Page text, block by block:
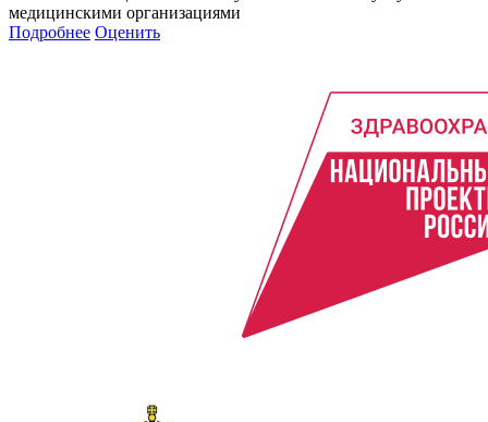
медицинскими организациями
Подробнее Оценить